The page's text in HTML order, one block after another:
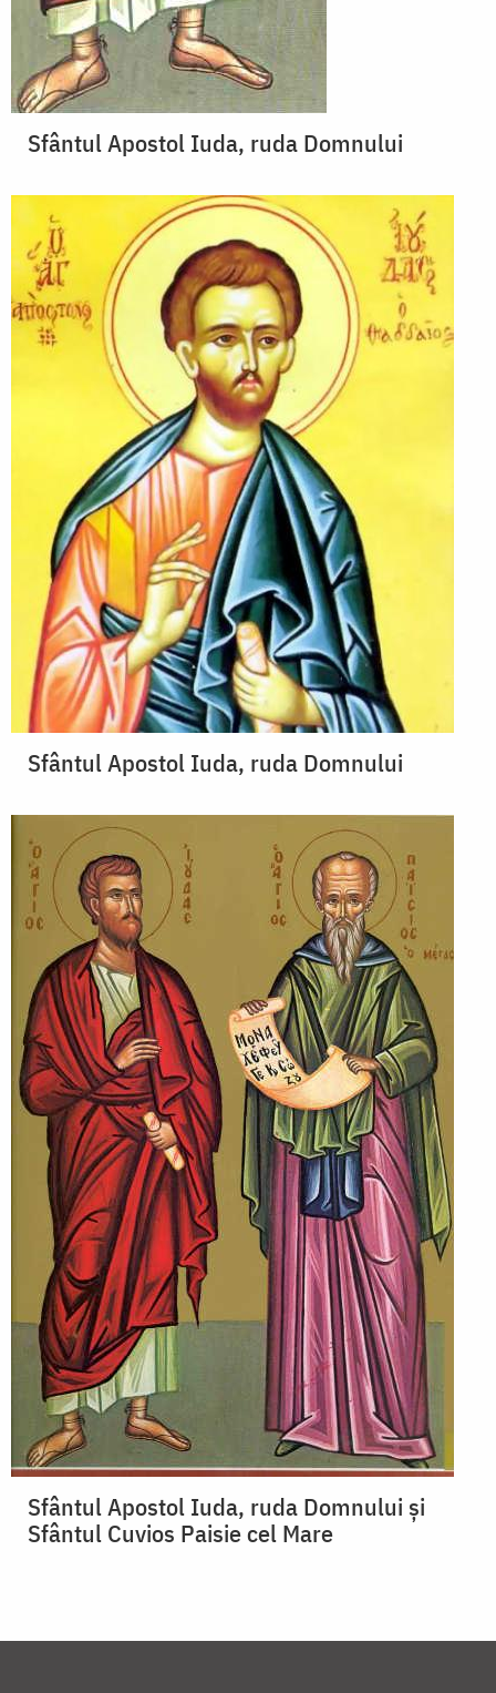
Sfântul Apostol Iuda, ruda Domnului
Sfântul Apostol Iuda, ruda Domnului
Sfântul Apostol Iuda, ruda Domnului și
Sfântul Cuvios Paisie cel Mare